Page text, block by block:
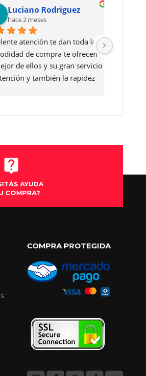
Luciano Rodriguez
2 meses
atención te dan toda la
de compra te ofrecen
de ellos y su gran servicio
y también la rapidez
y también muchas
q tenía MUCHÍSIMAS
AYUDA
COMPRA?
COMPRA PROTEGIDA